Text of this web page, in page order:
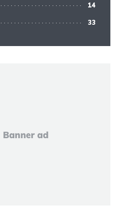
14
33